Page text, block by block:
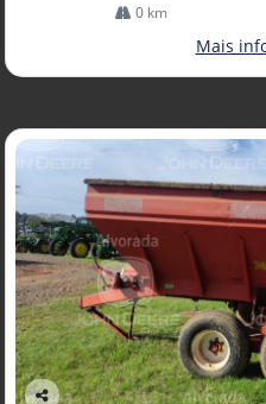
0 km
Mais